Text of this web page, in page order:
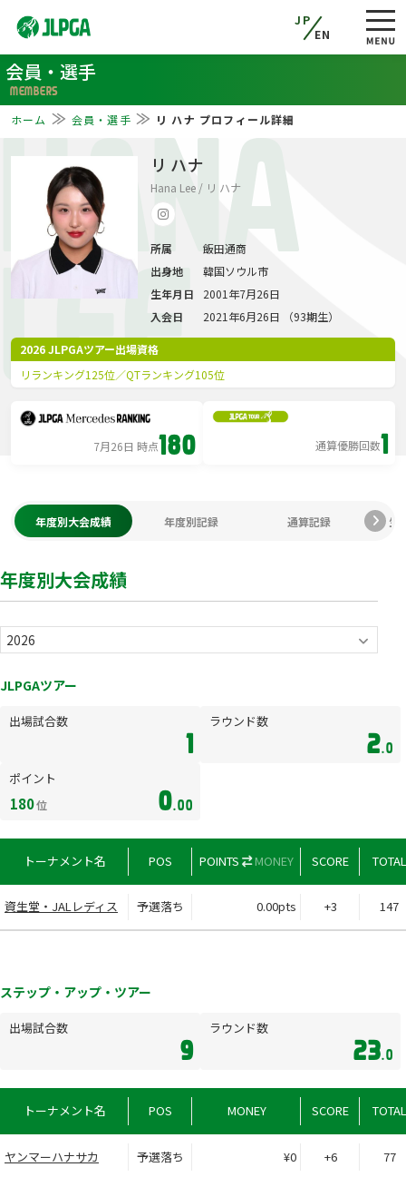
JP
EN
会員・選手
MEMBERS
ホーム 会員・選手 リ ハナ プロフィール詳細
HANA
LEE
リ ハナ
Hana Lee / リ ハナ
2026 JLPGAツアー出場資格
リランキング125位／QTランキング105位
所属
飯田通商
出身地
韓国ソウル市
生年月日
2001年7月26日
入会日
2021年6月26日 （93期生）
7月26日 時点180 通算優勝回数1
年度別大会成績 年度別記録 通算記録 生
年度別大会成績
JLPGAツアー
出場試合数
1
ラウンド数
2.0
ポイント
0.00
180位
トーナメント名 POS POINTS MONEY SCORE TOTAL
資生堂・JALレディス 予選落ち 0.00pts +3 147
ステップ・アップ・ツアー
出場試合数
9
ラウンド数
23.0
トーナメント名 POS MONEY SCORE TOTAL
ヤンマーハナサカ 予選落ち ¥0 +6 77